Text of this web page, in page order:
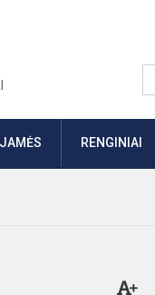
RENGINIAI